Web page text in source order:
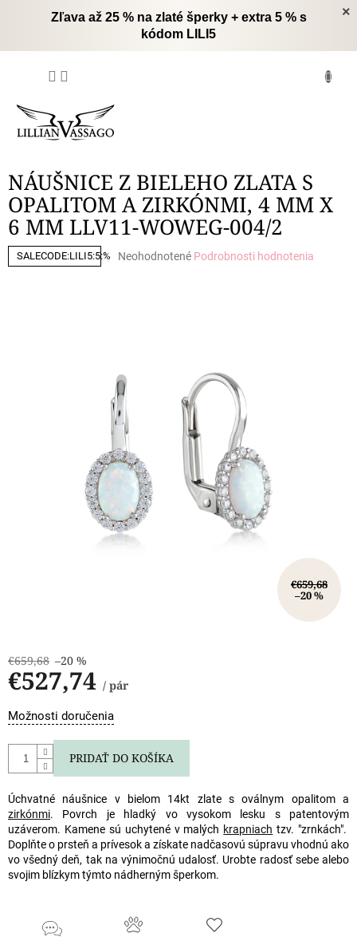
×
Zľava až 25 % na zlaté šperky + extra 5 % s
kódom LILI5
NÁUŠNICE Z BIELEHO ZLATA S
OPALITOM A ZIRKÓNMI, 4 MM X
6 MM LLV11-WOWEG-004/2
SALECODE:LILI5:5:%
Priemerné
Neohodnotené Podrobnosti hodnotenia
€659,68
–20 %
€659,68 –20 %
€527,74 / pár
Jednotková
cena:
Možnosti doručenia
PRIDAŤ DO KOŠÍKA
Úchvatné náušnice v bielom 14kt zlate s oválnym opalitom a
zirkónmi. Povrch je hladký vo vysokom lesku s patentovým
uzáverom. Kamene sú uchytené v malých krapniach tzv. "zrnkách".
Doplňte o prsteň a prívesok a získate nadčasovú súpravu vhodnú ako
vo všedný deň, tak na výnimočnú udalosť. Urobte radosť sebe alebo
svojim blízkym týmto nádherným šperkom.